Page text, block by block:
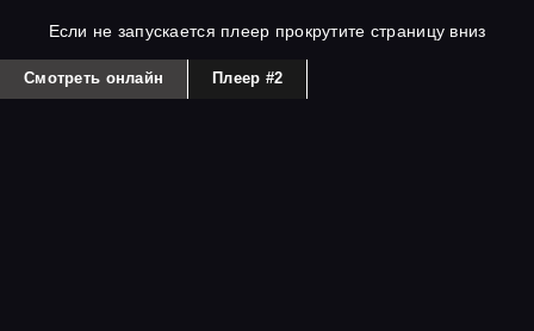
Если не запускается плеер прокрутите страницу вниз
Смотреть онлайн Плеер #2